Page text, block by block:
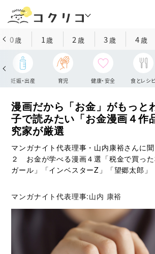
0歳 1歳 2 歳 3歳 4歳
妊娠・出産 育児 健康・安全 食とレシ
漫画だから「お金」がもっ
子で読みたい「お金漫画４作
究家が厳選
マンガナイト代表理事・山内康裕さんに
２ お金が学べる漫画４選「税金で買っ
ガール」「インベスターZ」「望郷太郎」
マンガナイト代表理事:山内 康裕